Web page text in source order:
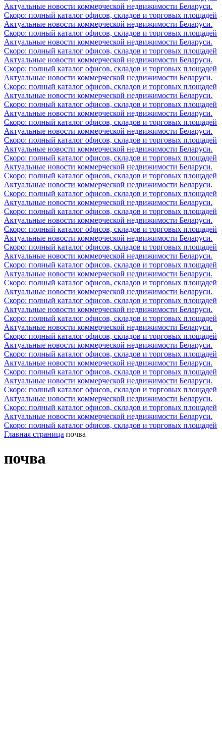
Актуальные новости коммерческой недвижимости Беларуси.
Скоро: полный каталог офисов, складов и торговых площадей
Актуальные новости коммерческой недвижимости Беларуси.
Скоро: полный каталог офисов, складов и торговых площадей
Актуальные новости коммерческой недвижимости Беларуси.
Скоро: полный каталог офисов, складов и торговых площадей
Актуальные новости коммерческой недвижимости Беларуси.
Скоро: полный каталог офисов, складов и торговых площадей
Актуальные новости коммерческой недвижимости Беларуси.
Скоро: полный каталог офисов, складов и торговых площадей
Актуальные новости коммерческой недвижимости Беларуси.
Скоро: полный каталог офисов, складов и торговых площадей
Актуальные новости коммерческой недвижимости Беларуси.
Скоро: полный каталог офисов, складов и торговых площадей
Актуальные новости коммерческой недвижимости Беларуси.
Скоро: полный каталог офисов, складов и торговых площадей
Актуальные новости коммерческой недвижимости Беларуси.
Скоро: полный каталог офисов, складов и торговых площадей
Актуальные новости коммерческой недвижимости Беларуси.
Скоро: полный каталог офисов, складов и торговых площадей
Актуальные новости коммерческой недвижимости Беларуси.
Скоро: полный каталог офисов, складов и торговых площадей
Актуальные новости коммерческой недвижимости Беларуси.
Скоро: полный каталог офисов, складов и торговых площадей
Актуальные новости коммерческой недвижимости Беларуси.
Скоро: полный каталог офисов, складов и торговых площадей
Актуальные новости коммерческой недвижимости Беларуси.
Скоро: полный каталог офисов, складов и торговых площадей
Актуальные новости коммерческой недвижимости Беларуси.
Скоро: полный каталог офисов, складов и торговых площадей
Актуальные новости коммерческой недвижимости Беларуси.
Скоро: полный каталог офисов, складов и торговых площадей
Актуальные новости коммерческой недвижимости Беларуси.
Скоро: полный каталог офисов, складов и торговых площадей
Актуальные новости коммерческой недвижимости Беларуси.
Скоро: полный каталог офисов, складов и торговых площадей
Актуальные новости коммерческой недвижимости Беларуси.
Скоро: полный каталог офисов, складов и торговых площадей
Актуальные новости коммерческой недвижимости Беларуси.
Скоро: полный каталог офисов, складов и торговых площадей
Актуальные новости коммерческой недвижимости Беларуси.
Скоро: полный каталог офисов, складов и торговых площадей
Актуальные новости коммерческой недвижимости Беларуси.
Скоро: полный каталог офисов, складов и торговых площадей
Актуальные новости коммерческой недвижимости Беларуси.
Скоро: полный каталог офисов, складов и торговых площадей
Актуальные новости коммерческой недвижимости Беларуси.
Скоро: полный каталог офисов, складов и торговых площадей
Главная страница почва
почва